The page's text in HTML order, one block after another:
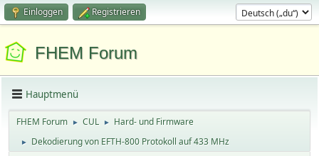
Einloggen Registrieren
FHEM Forum
Hauptmenü
FHEM Forum ► CUL ► Hard- und Firmware
► Dekodierung von EFTH-800 Protokoll auf 433 MHz